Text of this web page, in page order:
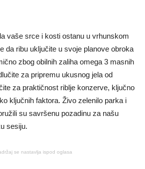
vaše srce i kosti ostanu u vrhunskom
da ribu uključite u svoje planove obroka
zbog obilnih zaliha omega 3 masnih
za pripremu ukusnog jela od
za praktičnost riblje konzerve, ključno
ključnih faktora. Živo zelenilo parka i
su savršenu pozadinu za našu
sesiju.
se nastavlja ispod oglasa